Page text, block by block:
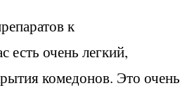
к
есть очень легкий,
комедонов. Это очень